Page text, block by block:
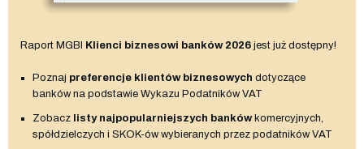
Raport MGBI Klienci biznesowi banków 2026 jest już dostępny!
Poznaj preferencje klientów biznesowych dotyczące
banków na podstawie Wykazu Podatników VAT
Zobacz listy najpopularniejszych bankówkomercyjnych,
spółdzielczych i SKOK-ów wybieranych przez podatników VAT